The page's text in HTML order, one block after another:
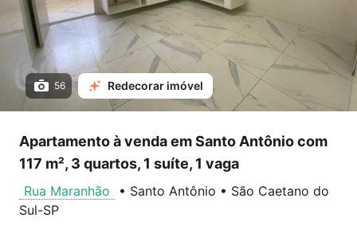
56 Redecorar imóvel
Apartamento à venda em Santo Antônio com
117 m², 3 quartos, 1 suíte, 1 vaga
Rua Maranhão • Santo Antônio • São Caetano do
Sul-SP